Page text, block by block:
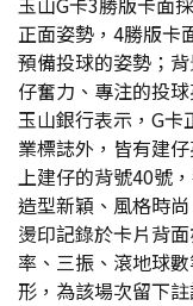
正面姿勢，4勝版卡
預備投球的姿勢；
仔奮力、專注的投球
玉山銀行表示，G
業標誌外，皆有建
上建仔的背號40號
造型新穎、風格時
燙印記錄於卡片背
率、三振、滾地球
形，為該場次留下